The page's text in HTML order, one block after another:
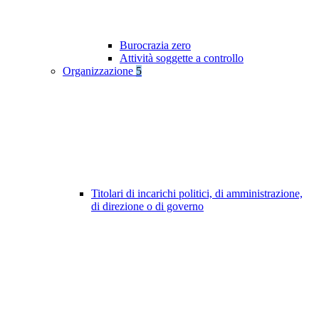
Burocrazia zero
Attività soggette a controllo
Organizzazione 5
Titolari di incarichi politici, di amministrazione,
di direzione o di governo